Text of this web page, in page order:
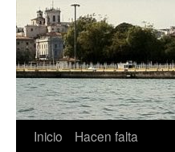
Saltar
Inicio
Hacen falta